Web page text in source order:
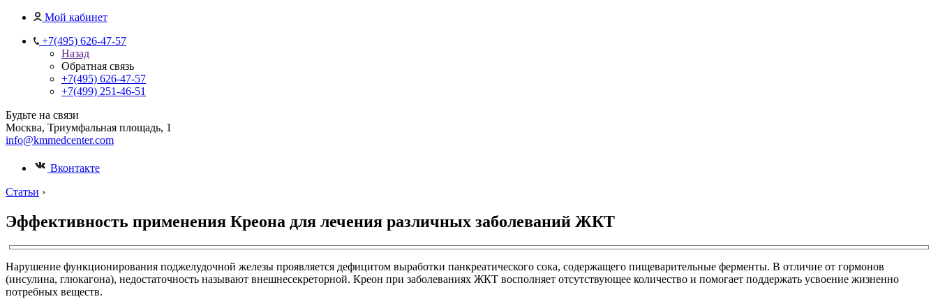
Мой кабинет
+7(495) 626-47-57
Назад
Обратная связь
+7(495) 626-47-57
+7(499) 251-46-51
Будьте на связи
Москва, Триумфальная площадь, 1
info@kmmedcenter.com
Вконтакте
Статьи ›
Эффективность применения Креона для лечения различных заболеваний ЖКТ
Нарушение функционирования поджелудочной железы проявляется дефицитом выработки панкреатического сока, содержащего пищеварительные ферменты. В отличие от гормонов
(инсулина, глюкагона), недостаточность называют внешнесекреторной. Креон при заболеваниях ЖКТ восполняет отсутствующее количество и помогает поддержать усвоение жизненно
потребных веществ.